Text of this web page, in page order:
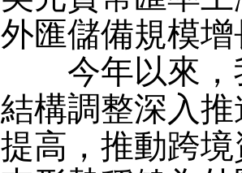
外匯儲備規模
今年以來，
結構調整深入
提高，推動跨